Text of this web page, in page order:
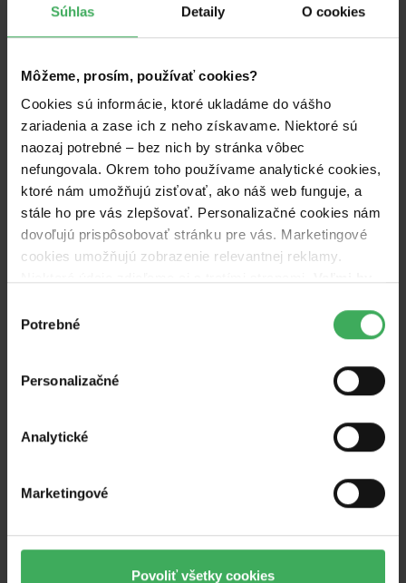
Súhlas Detaily O cookies
Môžeme, prosím, používať cookies?
Cookies sú informácie, ktoré ukladáme do vášho
zariadenia a zase ich z neho získavame. Niektoré sú
naozaj potrebné – bez nich by stránka vôbec
nefungovala. Okrem toho používame analytické cookies,
ktoré nám umožňujú zisťovať, ako náš web funguje, a
stále ho pre vás zlepšovať. Personalizačné cookies nám
dovoľujú prispôsobovať stránku pre vás. Marketingové
cookies umožňujú zobrazenie relevantnej reklamy.
používať všetky tieto cookies.
súhlasu
Potrebné
Personalizačné
Analytické
Marketingové
Povoliť všetky cookies
zorganizovať tematické workshopy pre firmy,
školy a domovy sociálnych služieb.